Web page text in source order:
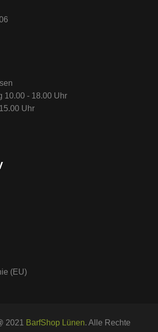
10.00 - 18.00 Uhr
Uhr
(EU)
2021 BarfShop Lünen. Alle Rechte